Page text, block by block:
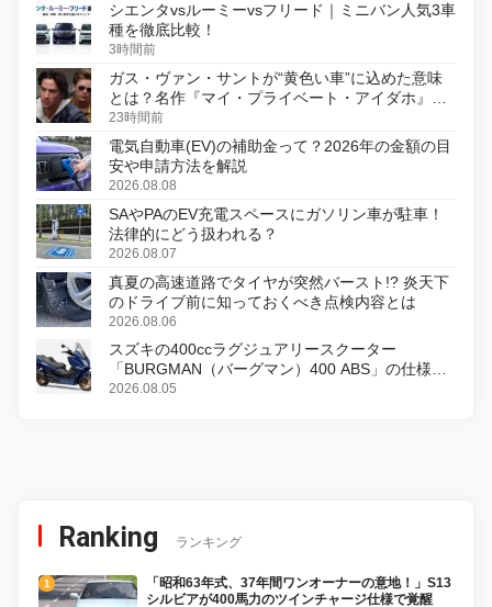
シエンタvsルーミーvsフリード｜ミニバン人気3車
種を徹底比較！
3時間前
ガス・ヴァン・サントが“黄色い車”に込めた意味
とは？名作『マイ・プライベート・アイダホ』が
初のデジタルリマスター版で復活
23時間前
電気自動車(EV)の補助金って？2026年の金額の目
安や申請方法を解説
2026.08.08
SAやPAのEV充電スペースにガソリン車が駐車！
法律的にどう扱われる？
2026.08.07
真夏の高速道路でタイヤが突然バースト!? 炎天下
のドライブ前に知っておくべき点検内容とは
2026.08.06
スズキの400ccラグジュアリースクーター
「BURGMAN（バーグマン）400 ABS」の仕様を
変更し、8月18日に発売
2026.08.05
Ranking ランキング
「昭和63年式、37年間ワンオーナーの意地！」S13
シルビアが400馬力のツインチャージ仕様で覚醒